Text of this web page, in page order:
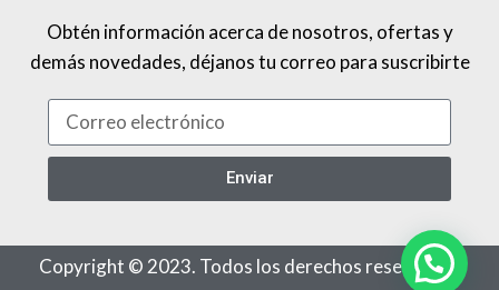
Obtén información acerca de nosotros, ofertas y
demás novedades, déjanos tu correo para suscribirte
Enviar
Copyright © 2023. Todos los derechos reservados